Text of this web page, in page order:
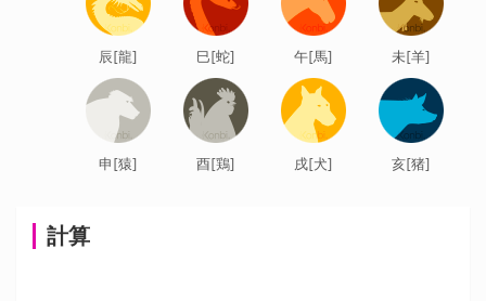
計算
辰[龍] 巳[蛇] 午[馬] 未[羊]
申[猿] 酉[鶏] 戌[犬] 亥[猪]